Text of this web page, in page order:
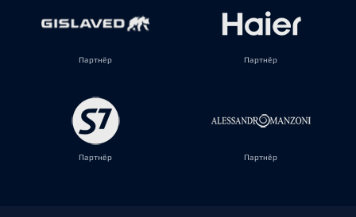
Партнёр Партнёр
Партнёр Партнёр